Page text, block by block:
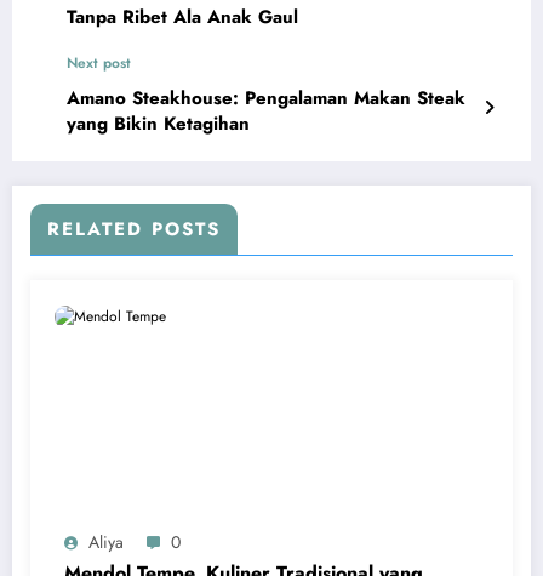
Tanpa Ribet Ala Anak Gaul
Next post
Amano Steakhouse: Pengalaman Makan Steak
yang Bikin Ketagihan
RELATED POSTS
Aliya 0